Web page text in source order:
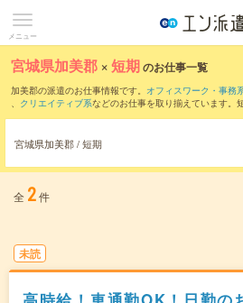
メニュー
宮城県加美郡 ×短期のお仕事一覧
加美郡の派遣のお仕事情報です。 オフィスワーク・事務
、 クリエイティブ系などのお仕事を取り揃えています。
宮城県加美郡 / 短期
全 2件
未読